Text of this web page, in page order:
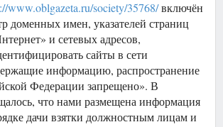
www.oblgazeta.ru/society/35768/включён
доменных имен, указателей страниц
и сетевых адресов,
сайты в сети
информацию, распространение
Федерации запрещено». В
что нами размещена информация
дачи взятки должностным лицам и